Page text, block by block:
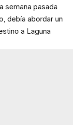
semana pasada
debía abordar un
a Laguna